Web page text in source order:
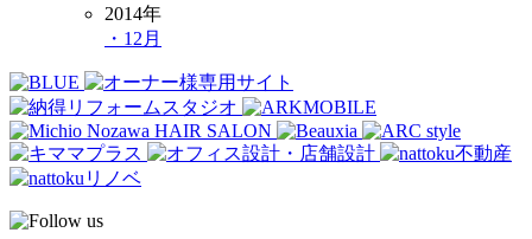
2014年
・12月